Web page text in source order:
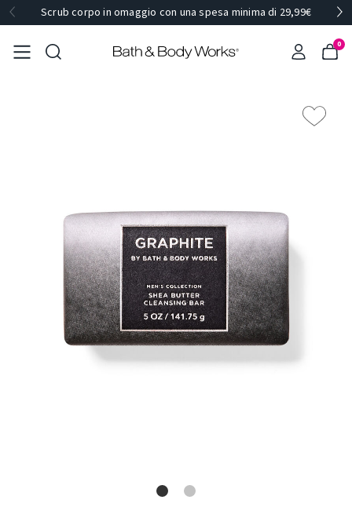
Scrub corpo in omaggio con una spesa minima di 29,99€
0